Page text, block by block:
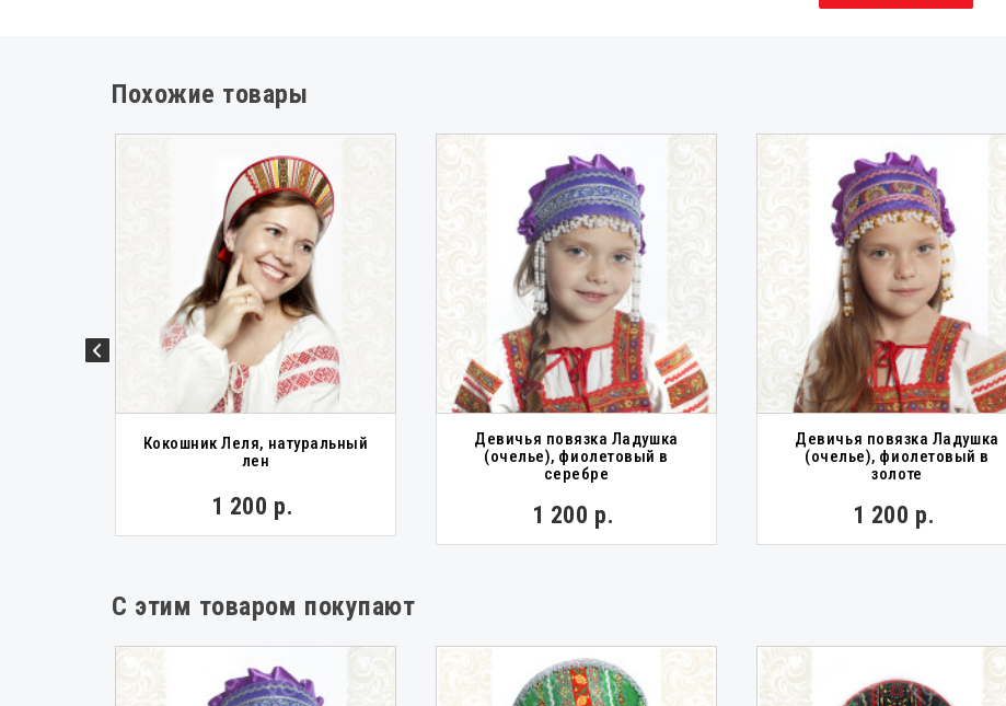
Похожие товары
Кокошник Леля, натуральный
лен
1 200 р.
Девичья повязка Ладушка
(очелье), фиолетовый в
серебре
1 200 р.
Девичья повязка Ладушка
(очелье), фиолетовый в
золоте
1 200 р.
С этим товаром покупают